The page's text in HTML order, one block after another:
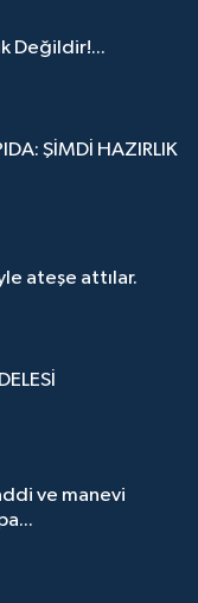
Değildir!...
ŞİMDİ HAZIRLIK
ateşe attılar.
ve manevi